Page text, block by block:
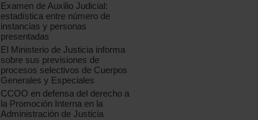
Examen de Auxilio Judicial:
estadística entre número de
instancias y personas
presentadas
El Ministerio de Justicia informa
sobre sus previsiones de
procesos selectivos de Cuerpos
Generales y Especiales
CCOO en defensa del derecho a
la Promoción Interna en la
Administración de Justicia